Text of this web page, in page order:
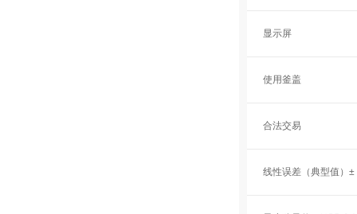
显示屏
使用釜盖
合法交易
线性误差（典型值）±